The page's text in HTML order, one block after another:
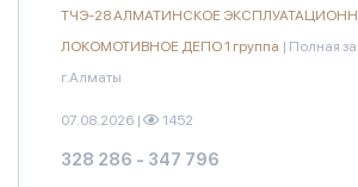
ТЧЭ-28 АЛМАТИНСКОЕ
ЛОКОМОТИВНОЕ ДЕПО 1 группа | Полная
г.Алматы
07.08.2026 | 1452
328 286 - 347 796